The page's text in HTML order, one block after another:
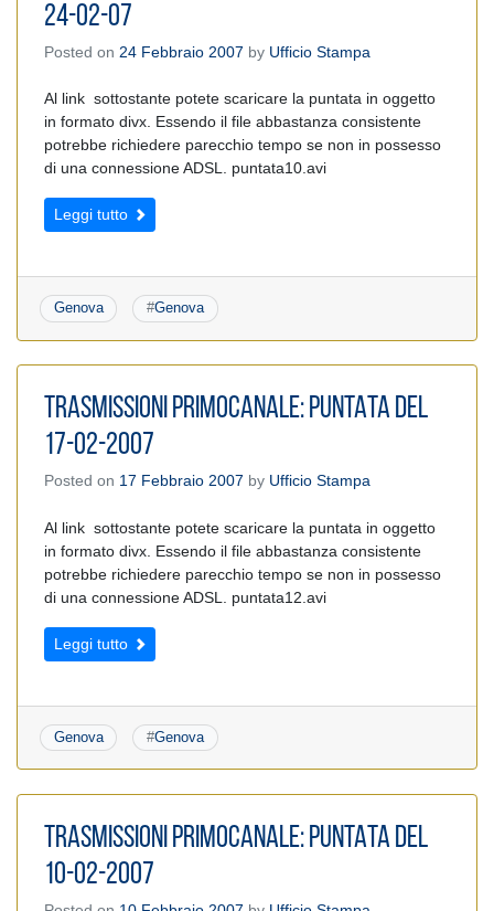
24-02-07
Posted on 24 Febbraio 2007 by Ufficio Stampa
Al link sottostante potete scaricare la puntata in oggetto
in formato divx. Essendo il file abbastanza consistente
potrebbe richiedere parecchio tempo se non in possesso
di una connessione ADSL. puntata10.avi
Leggi tutto
Genova #Genova
TRASMISSIONI PRIMOCANALE: PUNTATA DEL
17-02-2007
Posted on 17 Febbraio 2007 by Ufficio Stampa
Al link sottostante potete scaricare la puntata in oggetto
in formato divx. Essendo il file abbastanza consistente
potrebbe richiedere parecchio tempo se non in possesso
di una connessione ADSL. puntata12.avi
Leggi tutto
Genova #Genova
TRASMISSIONI PRIMOCANALE: PUNTATA DEL
10-02-2007